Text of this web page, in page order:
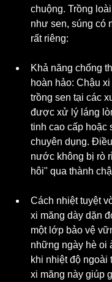
chuộng. Trồng
như sen, súng có
rất riêng:
Khả năng chống
hoàn hảo: Chậu
trồng sen tại các
được xử lý láng
tinh cao cấp hoặc
chuyên dụng.
nước không bị rò
hôi" qua thành
Cách nhiệt tuyệt
xi măng dày dặn
một lớp bảo vệ
những ngày hè oi
khi nhiệt độ
xi măng này giúp